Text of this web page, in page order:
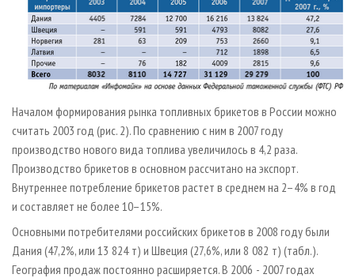
Началом формирования рынка топливных брикетов в России можно
считать 2003 год (рис. 2). По сравнению с ним в 2007 году
производство нового вида топлива увеличилось в 4,2 раза.
Производство брикетов в основном рассчитано на экспорт.
Внутреннее потребление брикетов растет в среднем на 2–4% в год
и составляет не более 10–15%.
Основными потребителями российских брикетов в 2008 году были
Дания (47,2%, или 13 824 т) и Швеция (27,6%, или 8 082 т) (табл.).
География продаж постоянно расширяется. В 2006 - 2007 годах